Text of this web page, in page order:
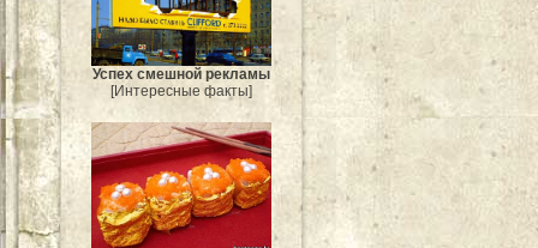
Успех смешной рекламы
[Интересные факты]